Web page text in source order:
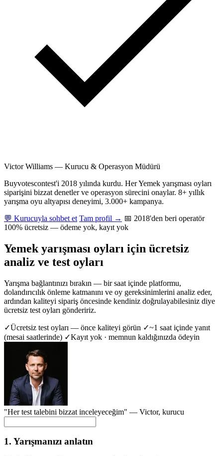
Victor Williams — Kurucu & Operasyon Müdürü
Buyvotescontest'i 2018 yılında kurdu. Her Yemek yarışması oyları
siparişini bizzat denetler ve operasyon sürecini onaylar. 8+ yıllık
yarışma oyu altyapısı deneyimi, 3.000+ kampanya.
💬 Kurucuyla sohbet et Tam profil → 📅 2018'den beri operatör
100% ücretsiz — ödeme yok, kayıt yok
Yemek yarışması oyları için ücretsiz
analiz ve test oyları
Yarışma bağlantınızı bırakın — bir saat içinde platformu,
dolandırıcılık önleme katmanını ve oy gereksinimlerini analiz eder,
ardından kaliteyi sipariş öncesinde kendiniz doğrulayabilesiniz diye
ücretsiz test oyları göndeririz.
✓Ücretsiz test oyları — önce kaliteyi görün ✓~1 saat içinde yanıt
(mesai saatlerinde) ✓Kayıt yok · memnun kaldığınızda ödeyin
"Her test talebini bizzat inceleyeceğim" — Victor, kurucu
1. Yarışmanızı anlatın